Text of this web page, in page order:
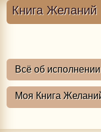
Книга Желаний